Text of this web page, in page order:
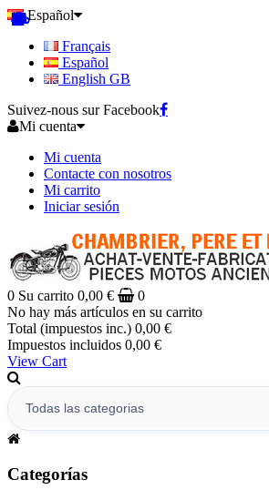
Español
Français
Español
English GB
Suivez-nous sur Facebook
Mi cuenta
Mi cuenta
Contacte con nosotros
Mi carrito
Iniciar sesión
0 Su carrito 0,00 €
0
No hay más artículos en su carrito
Total (impuestos inc.) 0,00 €
Impuestos incluidos 0,00 €
View Cart
Categorías